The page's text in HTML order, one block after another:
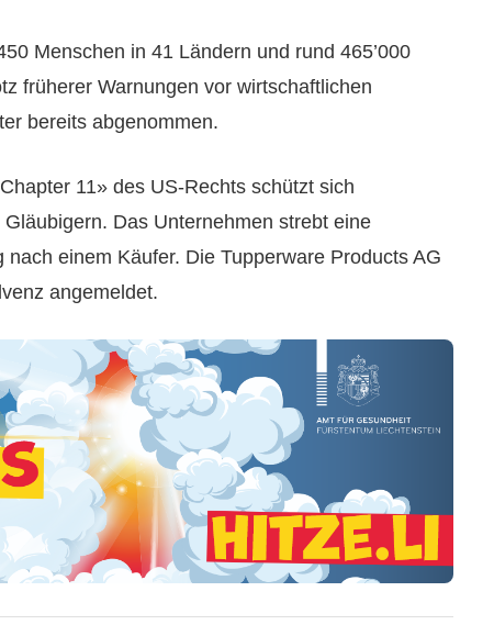
Menschen in 41 Ländern und rund 465’000
früherer Warnungen vor wirtschaftlichen
bereits abgenommen.
11» des US-Rechts schützt sich
Das Unternehmen strebt eine
einem Käufer. Die Tupperware Products AG
angemeldet.